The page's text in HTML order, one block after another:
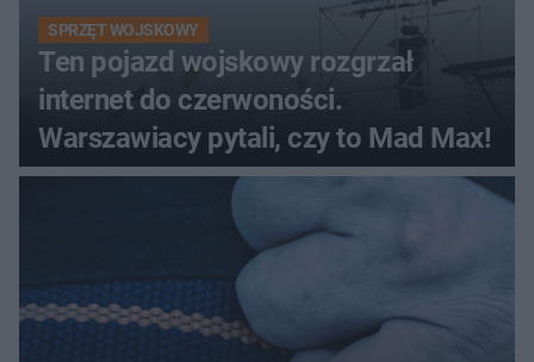
SPRZĘT WOJSKOWY
Ten pojazd wojskowy rozgrzał
internet do czerwoności.
Warszawiacy pytali, czy to Mad Max!